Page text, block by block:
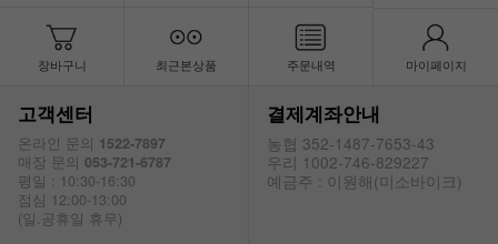
장바구니 최근본상품 주문내역 마이페이지
고객센터
온라인 문의 1522-7897
매장 문의 053-721-6787
평일 : 10:30-16:30
점심 12:00-13:00
(일.공휴일 휴무)
결제계좌안내
농협 352-1487-7653-43
우리 1002-746-829227
예금주 : 이원해(미소바이크)